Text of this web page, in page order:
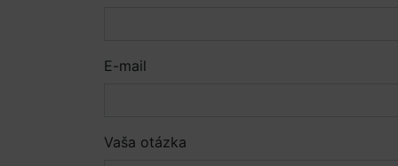
E-mail
Vaša otázka